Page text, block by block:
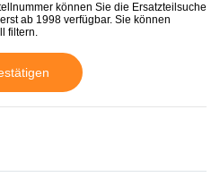
können Sie die Ersatzteilsuche
ab 1998 verfügbar. Sie können
filtern.